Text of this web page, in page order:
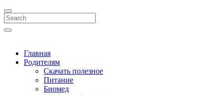
Search
Главная
Родителям
Скачать полезное
Питание
Биомед